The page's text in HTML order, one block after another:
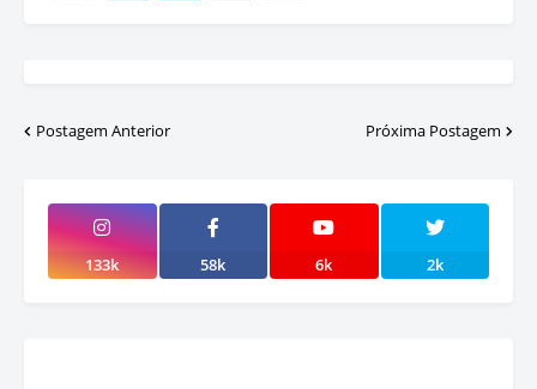
Postagem Anterior Próxima Postagem
133k 58k 6k 2k